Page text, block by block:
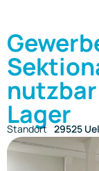
Lager
Standort 29525